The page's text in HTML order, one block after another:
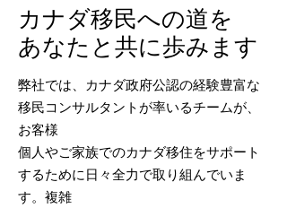
カナダ移民への道を
あなたと共に歩みます
弊社では、カナダ政府公認の経験豊富な
移民コンサルタントが率いるチームが、
お客様
個人やご家族でのカナダ移住をサポート
するために日々全力で取り組んでいま
す。複雑